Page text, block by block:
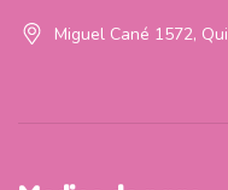
Miguel Cané 1572,